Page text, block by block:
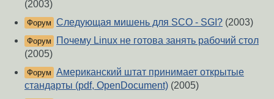
(2003)
Форум Следующая мишень для SCO - SGI? (2003)
Форум
Почему Linux не готова занять рабочий стол
(2005)
Форум Американский штат принимает открытые
стандарты (pdf, OpenDocument) (2005)